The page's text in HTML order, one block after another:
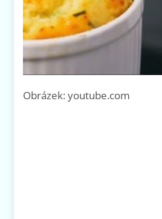
Obrázek: youtube.com